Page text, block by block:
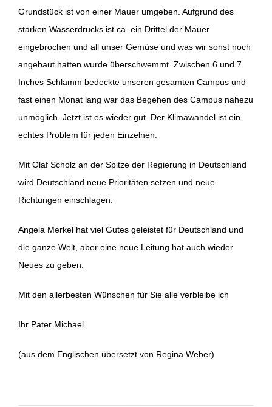
Grundstück ist von einer Mauer umgeben. Aufgrund des
starken Wasserdrucks ist ca. ein Drittel der Mauer
eingebrochen und all unser Gemüse und was wir sonst noch
angebaut hatten wurde überschwemmt. Zwischen 6 und 7
Inches Schlamm bedeckte unseren gesamten Campus und
fast einen Monat lang war das Begehen des Campus nahezu
unmöglich. Jetzt ist es wieder gut. Der Klimawandel ist ein
echtes Problem für jeden Einzelnen.
Mit Olaf Scholz an der Spitze der Regierung in Deutschland
wird Deutschland neue Prioritäten setzen und neue
Richtungen einschlagen.
Angela Merkel hat viel Gutes geleistet für Deutschland und
die ganze Welt, aber eine neue Leitung hat auch wieder
Neues zu geben.
Mit den allerbesten Wünschen für Sie alle verbleibe ich
Ihr Pater Michael
(aus dem Englischen übersetzt von Regina Weber)